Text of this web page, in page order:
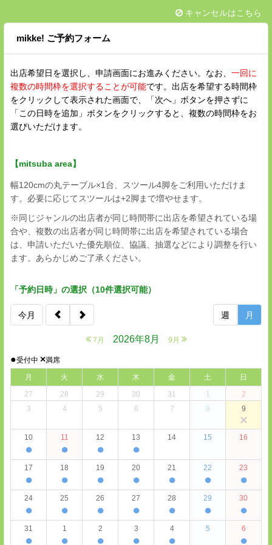
キャンセルはこちら
mikke! ご予約フォーム
出店希望日を選択し、申請画面にお進みください。なお、 一回に
複数の時間枠を選択することが可能です。出店を希望する時間枠
をクリックして表示された画面で、「次へ」ボタンを押さずに
「この日時を追加」ボタンをクリックすると、複数の時間枠をお
選びいただけます。
【mitsuba area】
幅120cmの丸テーブル×1台、スツール4脚をご利用いただけま
す。必要に応じてスツールは+2脚まで増やせます。
※同じジャンルの出店者が同じ時間帯に出店を希望されている場
合や、複数の出店者が同じ時間帯に出店を希望されている場合
は、申請いただいた優先順位、協議、抽選などにより調整を行い
ます。あらかじめご了承ください。
「予約日時」の選択（10件選択可能）
今月
7月 2026年8月 9月
週 月
●受付中 ×満席
月
火 水 木 金 土
日
27
28 29 30 31 1
2
3
4 5 6 7 8 9
×
10
●
11
●
12
●
13
●
14 15 16
17
●
18
●
19
●
20
●
21
●
22
●
23
●
24
●
25
●
26
●
27
●
28
●
29
●
30
●
31
●
1
●
2
●
3
●
4
●
5 6
●